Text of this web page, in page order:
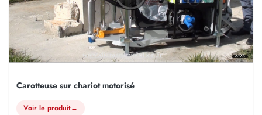
6:25
Carotteuse sur chariot motorisé
Voir le produit→